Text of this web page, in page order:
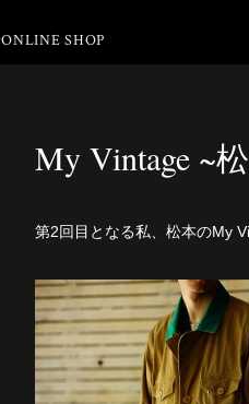
ONLINE SHOP
My Vintage ~
第2回目となる私、松本のMy